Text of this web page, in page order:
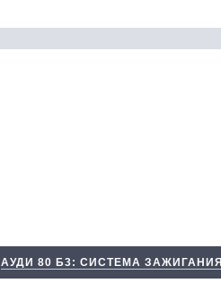
АУДИ 80 Б3: СИСТЕМА ЗАЖИГАНИЯ